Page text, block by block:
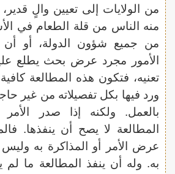
من الولايات إلى تعيين والٍ قدير،
منه الناس من قلة الطعام في
من جميع شؤون الدولة، أو
الأمور مجرد عرض بحث يطلع
تعنيه، فتكون هذه المطالعة
ورد فيها بكل تفصيلاته من غير
بالعمل. ولكنه إذا صدر
المطالعة لا يصح أن ينفذها.
عرض الأمر أو المذاكرة به وليس
به. وله أن ينفذ المطالعة ما لم